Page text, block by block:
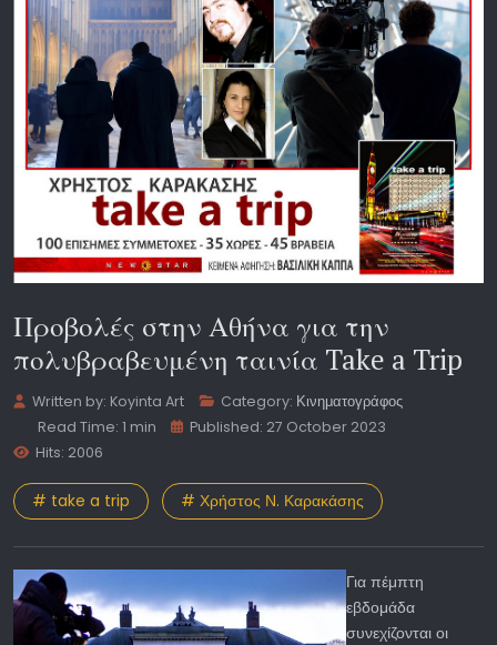
Προβολές στην Αθήνα για την
πολυβραβευμένη ταινία Take a Trip
Written by: Koyinta Art Category: Κινηματογράφος
Read Time: 1 min
Published: 27 October 2023
Hits: 2006
# take a trip # Χρήστος Ν. Καρακάσης
Για πέμπτη
εβδομάδα
συνεχίζονται οι